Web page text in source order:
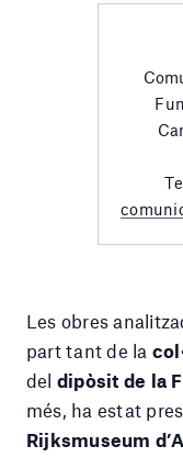
Les obres
part tant de la
del dipòsit de la
més, ha estat
Rijksmuseum